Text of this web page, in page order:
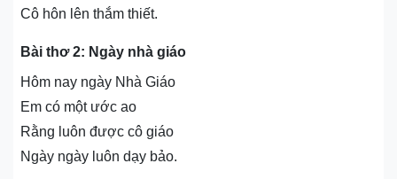
Cô hôn lên thắm thiết.
Bài thơ 2: Ngày nhà giáo
Hôm nay ngày Nhà Giáo
Em có một ước ao
Rằng luôn được cô giáo
Ngày ngày luôn dạy bảo.